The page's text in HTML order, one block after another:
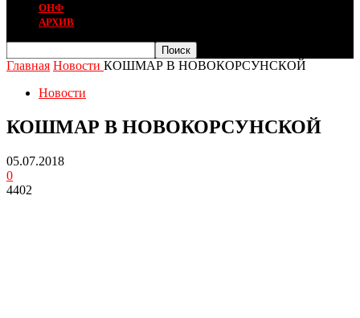
ОНФ
АРХИВ
Главная Новости КОШМАР В НОВОКОРСУНСКОЙ
Новости
КОШМАР В НОВОКОРСУНСКОЙ
05.07.2018
0
4402